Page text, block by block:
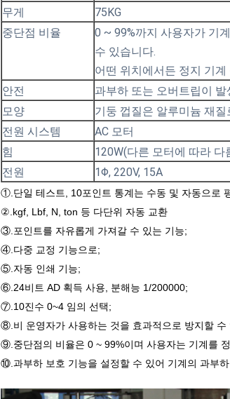
무게
75KG
중단점 비율
0 ~ 99%까지 사용자가 기
수 있습니다.
어떤 위치에서든 정지 기계
안전
과부하 또는 오버트립이
모양
기둥 껍질은 알루미늄 재
전원 시스템
AC 모터
힘
120W(다른 모터에 따라 다
전원
1Φ, 220V, 15A
①.단일 테스트, 10포인트 통계는 수동 및 자동으로
②.kgf, Lbf, N, ton 등 다단위 자동 교환
③.포인트를 자유롭게 가져갈 수 있는 기능;
④.다중 교정 기능으로;
⑤.자동 인쇄 기능;
⑥.24비트 AD 획득 사용, 분해능 1/200000;
⑦.10진수 0~4 임의 선택;
⑧.비 운영자가 사용하는 것을 효과적으로 방지할
⑨.중단점의 비율은 0 ~ 99%이며 사용자는 기계를
⑩.과부하 보호 기능을 설정할 수 있어 기계의 과부